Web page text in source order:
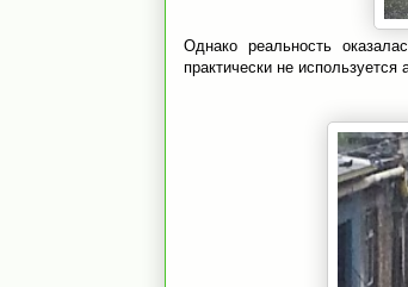
Однако реальность
практически не